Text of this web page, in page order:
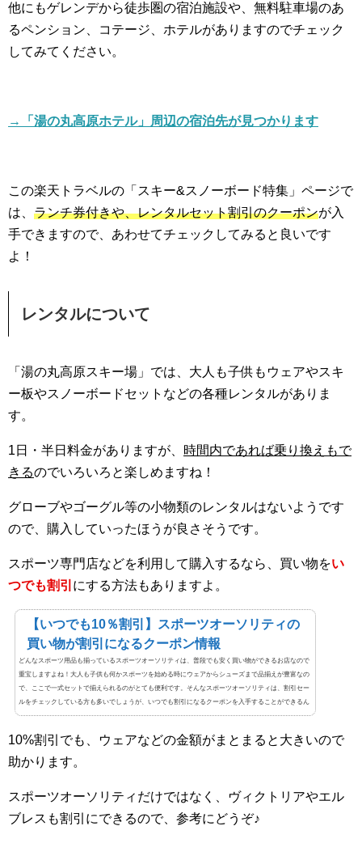
他にもゲレンデから徒歩圏の宿泊施設や、無料駐車場のあ
るペンション、コテージ、ホテルがありますのでチェック
してみてください。
→「湯の丸高原ホテル」周辺の宿泊先が見つかります
この楽天トラベルの「スキー&スノーボード特集」ページで
は、 ランチ券付きや、レンタルセット割引のクーポンが入
手できますので、あわせてチェックしてみると良いです
よ！
レンタルについて
「湯の丸高原スキー場」では、大人も子供もウェアやスキ
ー板やスノーボードセットなどの各種レンタルがありま
す。
1日・半日料金がありますが、 時間内であれば乗り換えもで
きるのでいろいろと楽しめますね！
グローブやゴーグル等の小物類のレンタルはないようです
ので、購入していったほうが良さそうです。
スポーツ専門店などを利用して購入するなら、買い物をい
つでも割引 にする方法もありますよ。
【いつでも10％割引】スポーツオーソリティの
買い物が割引になるクーポン情報
どんなスポーツ用品も揃っているスポーツオーソリティは、普段でも安く買い物ができるお店なので
重宝しますよね！大人も子供も何かスポーツを始める時にウェアからシューズまで品揃えが豊富なの
で、ここで一式セットで揃えられるのがとても便利です。そんなスポーツオーソリティは、割引セー
ルをチェックしている方も多いでしょうが、いつでも割引になるクーポンを入手することができるん
ですよ。しかも店舗でもオンラインショップでも割引にできます！スキーやスノーボードのウェア一
10%割引でも、ウェアなどの金額がまとまると大きいので
助かります。
スポーツオーソリティだけではなく、ヴィクトリアやエル
ブレスも割引にできるので、参考にどうぞ♪